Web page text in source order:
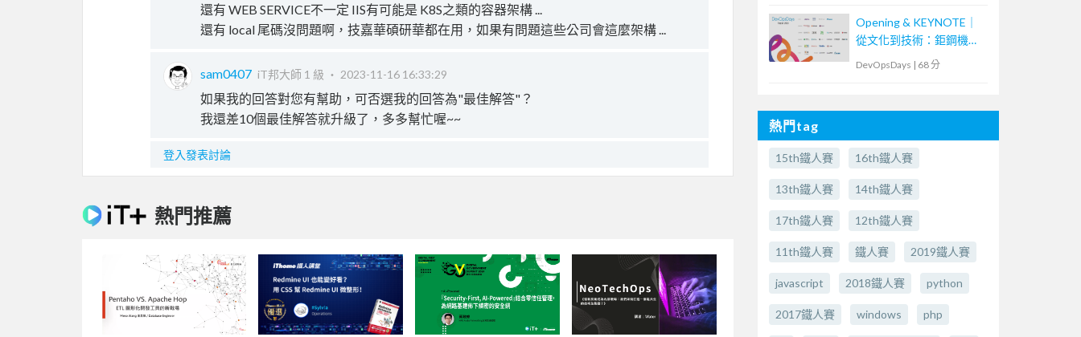
還有 WEB SERVICE不一定 IIS有可能是 K8S之類的容器架構 ...
還有 local 尾碼沒問題啊，技嘉華碩研華都在用，如果有問題這些公司會這麼架構 ...
sam0407 iT邦大師 1 級 ‧ 2023-11-16 16:33:29
如果我的回答對您有幫助，可否選我的回答為"最佳解答"？
我還差10個最佳解答就升級了，多多幫忙喔~~
登入發表討論
熱門推薦
Opening & KEYNOTE｜
從文化到技術：鉅鋼機械
的敏捷實踐與數位轉型之
DevOpsDays | 68 分
熱門tag
15th鐵人賽 16th鐵人賽
13th鐵人賽 14th鐵人賽
17th鐵人賽 12th鐵人賽
11th鐵人賽 鐵人賽 2019鐵人賽
javascript 2018鐵人賽 python
2017鐵人賽 windows php